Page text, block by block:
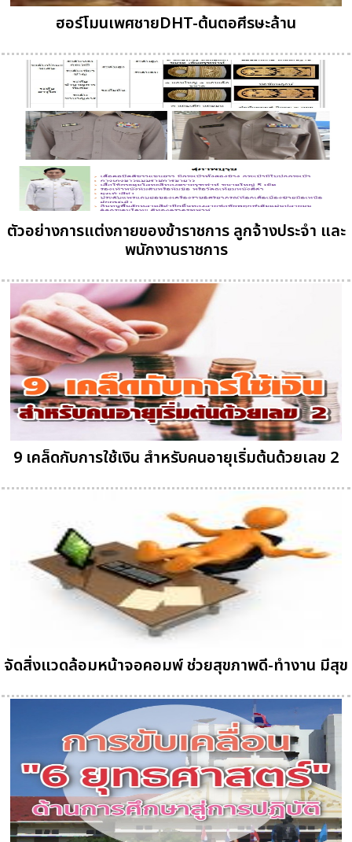
ฮอร์โมนเพศชายDHT-ต้นตอศีรษะล้าน
ตัวอย่างการแต่งกายของข้าราชการ ลูกจ้างประจำ และ
พนักงานราชการ
9 เคล็ดกับการใช้เงิน สำหรับคนอายุเริ่มต้นด้วยเลข 2
จัดสิ่งแวดล้อมหน้าจอคอมพ์ ช่วยสุขภาพดี-ทำงาน มีสุข